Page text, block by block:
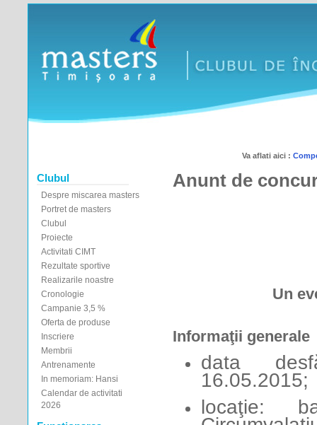
Va aflati aici :
Anunt de
Un
Informaţii generale
data
16.05.2015;
locaţie:
Clubul
Despre miscarea masters
Portret de masters
Clubul
Proiecte
Activitati CIMT
Rezultate sportive
Realizarile noastre
Cronologie
Campanie 3,5 %
Oferta de produse
Inscriere
Membrii
Antrenamente
In memoriam: Hansi
Calendar de activitati
2026